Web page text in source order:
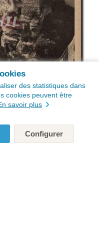
des statistiques dans
cookies peuvent être
savoir plus
Configurer